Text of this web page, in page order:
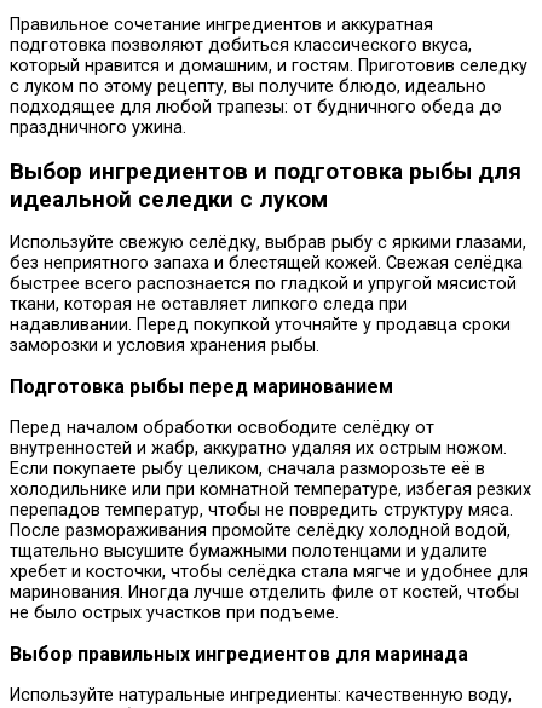
Правильное сочетание ингредиентов и аккуратная
подготовка позволяют добиться классического вкуса,
который нравится и домашним, и гостям. Приготовив селедку
с луком по этому рецепту, вы получите блюдо, идеально
подходящее для любой трапезы: от будничного обеда до
праздничного ужина.
Выбор ингредиентов и подготовка рыбы для
идеальной селедки с луком
Используйте свежую селёдку, выбрав рыбу с яркими глазами,
без неприятного запаха и блестящей кожей. Свежая селёдка
быстрее всего распознается по гладкой и упругой мясистой
ткани, которая не оставляет липкого следа при
надавливании. Перед покупкой уточняйте у продавца сроки
заморозки и условия хранения рыбы.
Подготовка рыбы перед маринованием
Перед началом обработки освободите селёдку от
внутренностей и жабр, аккуратно удаляя их острым ножом.
Если покупаете рыбу целиком, сначала разморозьте её в
холодильнике или при комнатной температуре, избегая резких
перепадов температур, чтобы не повредить структуру мяса.
После размораживания промойте селёдку холодной водой,
тщательно высушите бумажными полотенцами и удалите
хребет и косточки, чтобы селёдка стала мягче и удобнее для
маринования. Иногда лучше отделить филе от костей, чтобы
не было острых участков при подъеме.
Выбор правильных ингредиентов для маринада
Используйте натуральные ингредиенты: качественную воду,